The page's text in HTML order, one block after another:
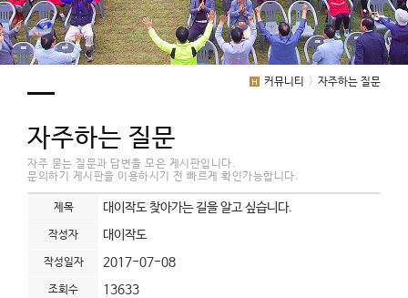
커뮤니티 자주하는 질문
자주하는 질문
자주 묻는 질문과 답변을 모은 게시판입니다.
문의하기 게시판을 이용하시기 전 빠르게 확인가능합니다.
제목 대이작도 찾아가는 길을 알고 싶습니다.
작성자 대이작도
작성일자 2017-07-08
조회수 13633